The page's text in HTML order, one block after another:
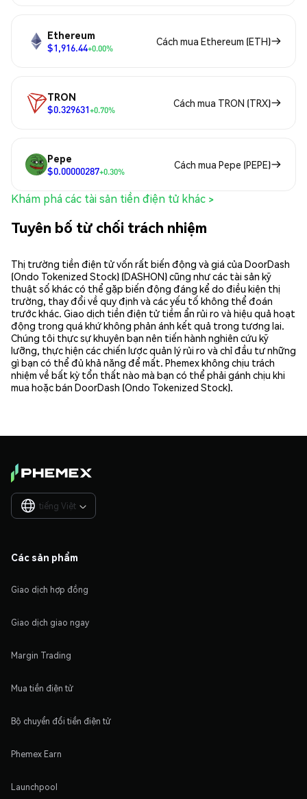
Ethereum
$1,916.44+0.00%
Cách mua Ethereum (ETH)
TRON
$0.329631+0.70%
Cách mua TRON (TRX)
Pepe
$0.00000287+0.30%
Cách mua Pepe (PEPE)
Khám phá các tài sản tiền điện tử khác >
Tuyên bố từ chối trách nhiệm
Thị trường tiền điện tử vốn rất biến động và giá của DoorDash
(Ondo Tokenized Stock) (DASHON) cũng như các tài sản kỹ
thuật số khác có thể gặp biến động đáng kể do điều kiện thị
trường, thay đổi về quy định và các yếu tố không thể đoán
trước khác. Giao dịch tiền điện tử tiềm ẩn rủi ro và hiệu quả hoạt
động trong quá khứ không phản ánh kết quả trong tương lai.
Chúng tôi thực sự khuyên bạn nên tiến hành nghiên cứu kỹ
lưỡng, thực hiện các chiến lược quản lý rủi ro và chỉ đầu tư những
gì bạn có thể đủ khả năng để mất. Phemex không chịu trách
nhiệm về bất kỳ tổn thất nào mà bạn có thể phải gánh chịu khi
mua hoặc bán DoorDash (Ondo Tokenized Stock).
tiếng Việt 
Các sản phẩm
Giao dịch hợp đồng
Giao dịch giao ngay
Margin Trading
Mua tiền điện tử
Bộ chuyển đổi tiền điện tử
Phemex Earn
Launchpool